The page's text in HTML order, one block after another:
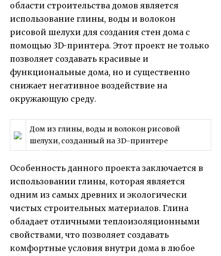
области строительства домов является
использование глины, воды и волокон
рисовой шелухи для создания стен дома с
помощью 3D-принтера. Этот проект не только
позволяет создавать красивые и
функциональные дома, но и существенно
снижает негативное воздействие на
окружающую среду.
Дом из глины, воды и волокон рисовой
шелухи, созданный на 3D-принтере
Особенность данного проекта заключается в
использовании глины, которая является
одним из самых древних и экологически
чистых строительных материалов. Глина
обладает отличными теплоизоляционными
свойствами, что позволяет создавать
комфортные условия внутри дома в любое